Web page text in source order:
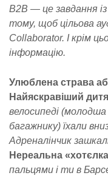
B2B — це завдання із
тому, щоб цільова
Collaborator. І крім
інформацію.
Улюблена страва
Найяскравіший
велосипеді
багажнику) їхали
Адреналінчик
Нереальна
пальцями і ти в